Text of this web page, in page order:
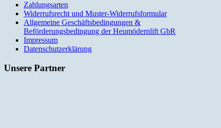
Zahlungsarten
Widerrufsrecht und Muster-Widerrufsformular
Allgemeine Geschäftsbedingungen &
Beförderungsbedingung der Heumödernlift GbR
Impressum
Datenschutzerklärung
Unsere Partner